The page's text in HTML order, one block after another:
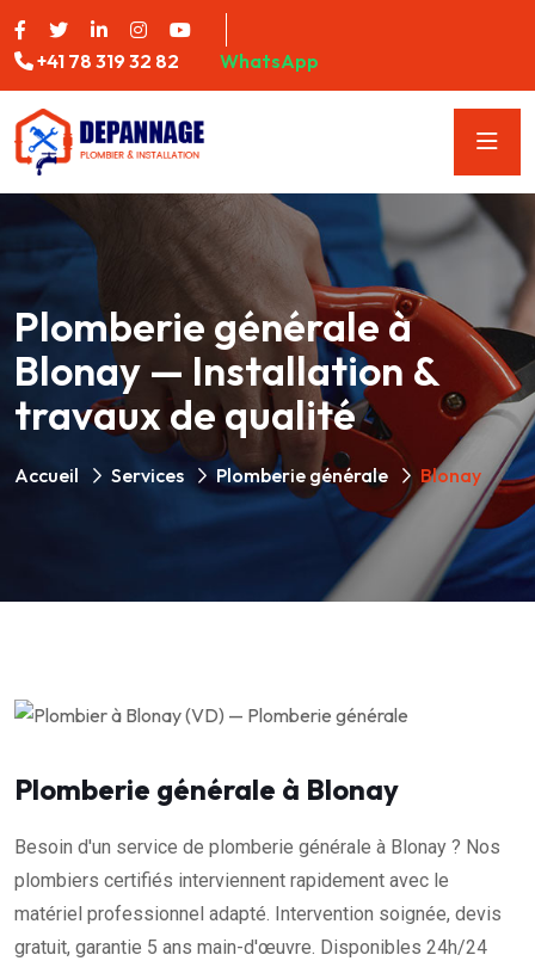
+41 78 319 32 82 WhatsApp
Plomberie générale à
Blonay — Installation &
travaux de qualité
Accueil Services Plomberie générale Blonay
Plomberie générale à Blonay
Besoin d'un service de plomberie générale à Blonay ? Nos
plombiers certifiés interviennent rapidement avec le
matériel professionnel adapté. Intervention soignée, devis
gratuit, garantie 5 ans main-d'œuvre. Disponibles 24h/24